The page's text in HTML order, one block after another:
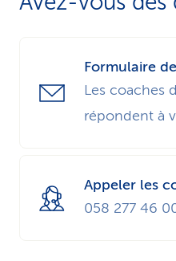
paiement, sauf pour les
Formulaire
Les coaches
répondent à
Appeler les
058 277 46